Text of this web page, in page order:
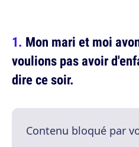
Mon mari et moi
voulions pas avoir
dire ce soir.
Contenu bloqué par